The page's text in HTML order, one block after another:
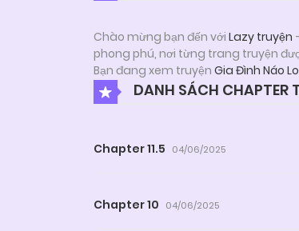
Chào mừng bạn đến với Lazy truyện
phong phú, nơi từng trang truyện
Bạn đang xem truyện Gia Đình Náo
DANH SÁCH CHAPTER
Chapter 11.5 04/06/2025
Chapter 10 04/06/2025